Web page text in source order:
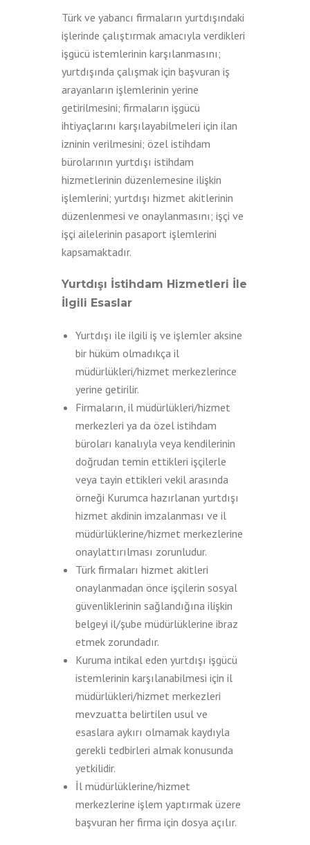
Türk ve yabancı firmaların yurtdışındaki
işlerinde çalıştırmak amacıyla verdikleri
işgücü istemlerinin karşılanmasını;
yurtdışında çalışmak için başvuran iş
arayanların işlemlerinin yerine
getirilmesini; firmaların işgücü
ihtiyaçlarını karşılayabilmeleri için ilan
izninin verilmesini; özel istihdam
bürolarının yurtdışı istihdam
hizmetlerinin düzenlemesine ilişkin
işlemlerini; yurtdışı hizmet akitlerinin
düzenlenmesi ve onaylanmasını; işçi ve
işçi ailelerinin pasaport işlemlerini
kapsamaktadır.
Yurtdışı İstihdam Hizmetleri İle
İlgili Esaslar
Yurtdışı ile ilgili iş ve işlemler aksine
bir hüküm olmadıkça il
müdürlükleri/hizmet merkezlerince
yerine getirilir.
Firmaların, il müdürlükleri/hizmet
merkezleri ya da özel istihdam
büroları kanalıyla veya kendilerinin
doğrudan temin ettikleri işçilerle
veya tayin ettikleri vekil arasında
örneği Kurumca hazırlanan yurtdışı
hizmet akdinin imzalanması ve il
müdürlüklerine/hizmet merkezlerine
onaylattırılması zorunludur.
Türk firmaları hizmet akitleri
onaylanmadan önce işçilerin sosyal
güvenliklerinin sağlandığına ilişkin
belgeyi il/şube müdürlüklerine ibraz
etmek zorundadır.
Kuruma intikal eden yurtdışı işgücü
istemlerinin karşılanabilmesi için il
müdürlükleri/hizmet merkezleri
mevzuatta belirtilen usul ve
esaslara aykırı olmamak kaydıyla
gerekli tedbirleri almak konusunda
yetkilidir.
İl müdürlüklerine/hizmet
merkezlerine işlem yaptırmak üzere
başvuran her firma için dosya açılır.